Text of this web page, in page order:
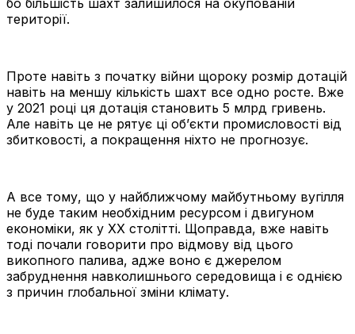
території.
Проте навіть з початку війни щороку розмір дотацій
навіть на меншу кількість шахт все одно росте. Вже
у 2021 році ця дотація становить 5 млрд гривень.
Але навіть це не рятує ці об’єкти промисловості від
збитковості, а покращення ніхто не прогнозує.
А все тому, що у найближчому майбутньому вугілля
не буде таким необхідним ресурсом і двигуном
економіки, як у XX столітті. Щоправда, вже навіть
тоді почали говорити про відмову від цього
викопного палива, адже воно є джерелом
забруднення навколишнього середовища і є однією
з причин глобальної зміни клімату.